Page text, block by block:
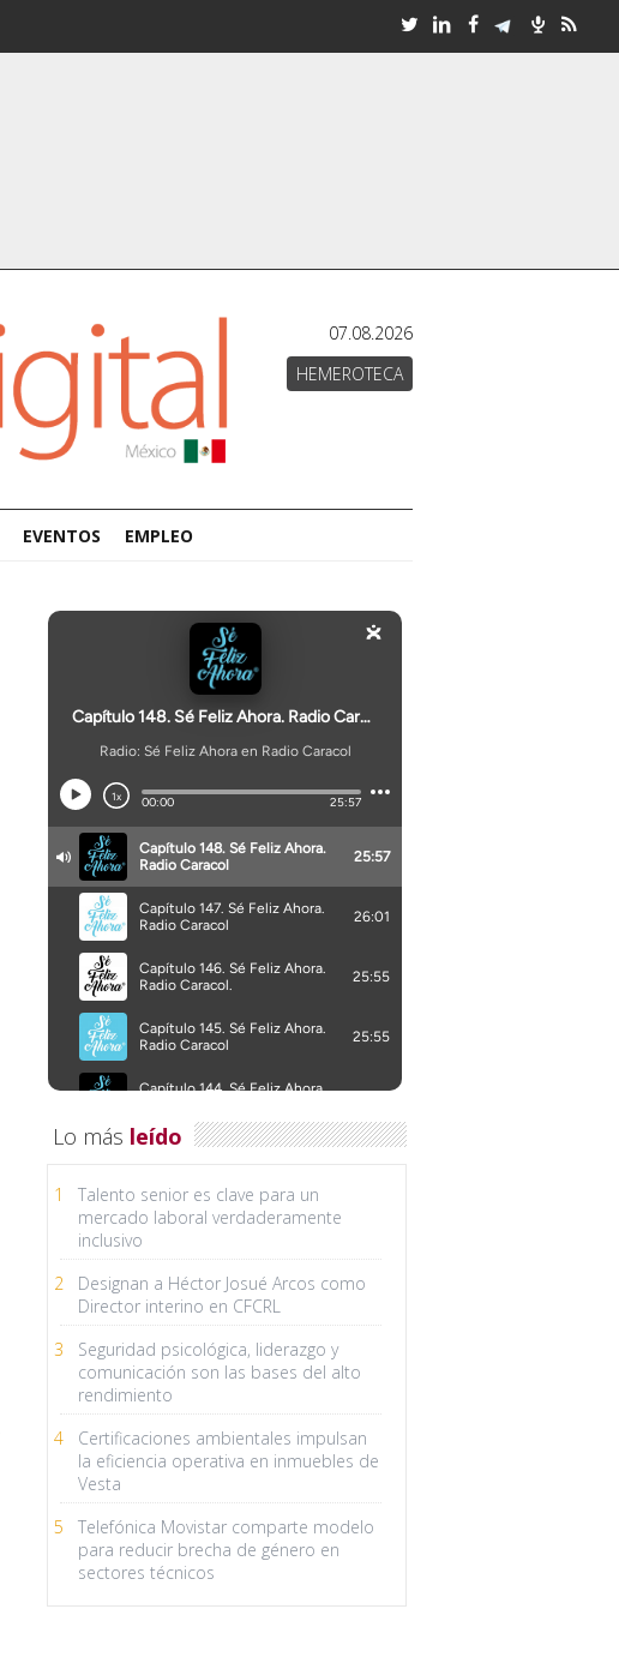
07.08.2026
HEMEROTECA
EVENTOS EMPLEO
Lo más leído
1
Talento senior es clave para un
mercado laboral verdaderamente
inclusivo
2
Designan a Héctor Josué Arcos como
Director interino en CFCRL
3
Seguridad psicológica, liderazgo y
comunicación son las bases del alto
rendimiento
4
Certificaciones ambientales impulsan
la eficiencia operativa en inmuebles de
Vesta
5
Telefónica Movistar comparte modelo
para reducir brecha de género en
sectores técnicos